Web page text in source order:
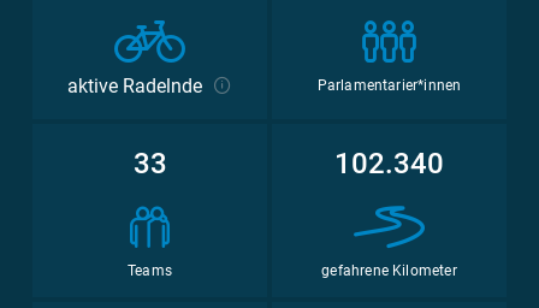
aktive Radelnde Parlamentarier*innen
33
Teams
102.340
gefahrene Kilometer